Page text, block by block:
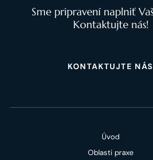
Sme pripravení naplniť
Kontaktujte nás!
KONTAKTUJTE NÁS
Úvod
Oblasti praxe